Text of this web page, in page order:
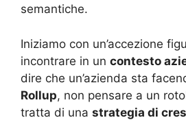
semantiche.
Iniziamo con un’accezione
incontrare in un contesto
dire che un’azienda sta
Rollup, non pensare a un
tratta di una strategia di